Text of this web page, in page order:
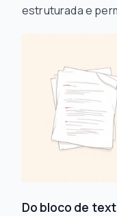
estruturada e
Do bloco de